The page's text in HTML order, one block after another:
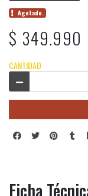
Agotado.
$ 349.990
CANTIDAD
Ficha